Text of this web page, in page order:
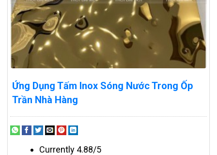
Ứng Dụng Tấm Inox Sóng Nước Trong Ốp
Trần Nhà Hàng
Currently 4.88/5